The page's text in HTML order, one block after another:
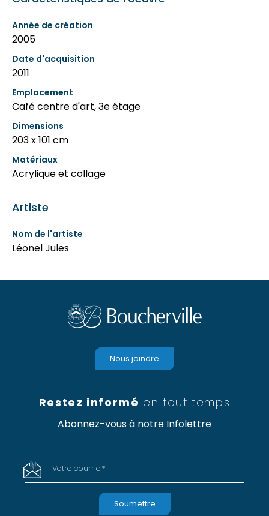
Année de création
2005
Date d'acquisition
2011
Emplacement
Café centre d'art, 3e étage
Dimensions
203 x 101 cm
Matériaux
Acrylique et collage
Artiste
Nom de l'artiste
Léonel Jules
Restez informé en tout temps
Abonnez-vous à notre Infolettre
Votre courriel*
Nous joindre